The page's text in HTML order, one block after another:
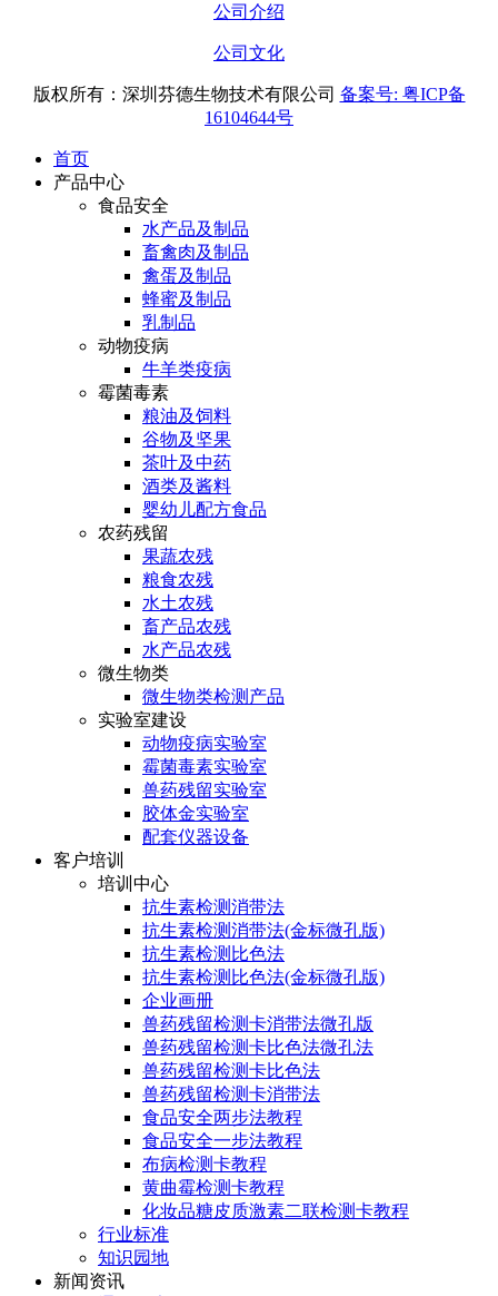
公司介绍
公司文化
版权所有：深圳芬德生物技术有限公司 备案号: 粤ICP备
16104644号
首页
产品中心
食品安全
水产品及制品
畜禽肉及制品
禽蛋及制品
蜂蜜及制品
乳制品
动物疫病
牛羊类疫病
霉菌毒素
粮油及饲料
谷物及坚果
茶叶及中药
酒类及酱料
婴幼儿配方食品
农药残留
果蔬农残
粮食农残
水土农残
畜产品农残
水产品农残
微生物类
微生物类检测产品
实验室建设
动物疫病实验室
霉菌毒素实验室
兽药残留实验室
胶体金实验室
配套仪器设备
客户培训
培训中心
抗生素检测消带法
抗生素检测消带法(金标微孔版)
抗生素检测比色法
抗生素检测比色法(金标微孔版)
企业画册
兽药残留检测卡消带法微孔版
兽药残留检测卡比色法微孔法
兽药残留检测卡比色法
兽药残留检测卡消带法
食品安全两步法教程
食品安全一步法教程
布病检测卡教程
黄曲霉检测卡教程
化妆品糖皮质激素二联检测卡教程
行业标准
知识园地
新闻资讯